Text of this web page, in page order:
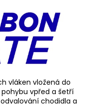
vláken vložená do
vpřed a šetří
chodidla a